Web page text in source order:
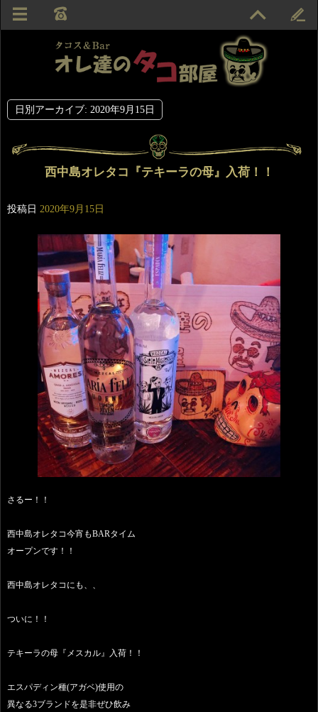
日別アーカイブ: 2020年9月15日
西中島オレタコ『テキーラの母』入荷！！
投稿日 2020年9月15日
さるー！！
西中島オレタコ今宵もBARタイム
オープンです！！
西中島オレタコにも、、
ついに！！
テキーラの母『メスカル』入荷！！
エスパディン種(アガベ)使用の
異なる3ブランドを是非ぜひ飲み